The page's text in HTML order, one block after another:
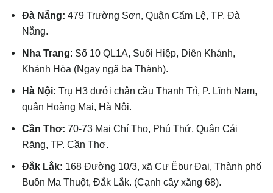
Đà Nẵng:479 Trường Sơn, Quận Cẩm Lệ, TP. Đà
Nẵng.
Nha Trang: Số 10 QL1A, Suối Hiệp, Diên Khánh,
Khánh Hòa (Ngay ngã ba Thành).
Hà Nội:Trụ H3 dưới chân cầu Thanh Trì, P. Lĩnh Nam,
quận Hoàng Mai, Hà Nội.
Cần Thơ:70-73 Mai Chí Thọ, Phú Thứ, Quận Cái
Răng, TP. Cần Thơ.
Đắk Lắk: 168 Đường 10/3, xã Cư Êbur Đai, Thành phố
Buôn Ma Thuột, Đắk Lắk. (Cạnh cây xăng 68).